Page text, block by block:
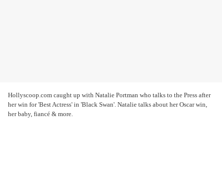
Hollyscoop.com caught up with Natalie Portman who talks to the Press after
her win for 'Best Actress' in 'Black Swan'. Natalie talks about her Oscar win,
her baby, fiancé & more.